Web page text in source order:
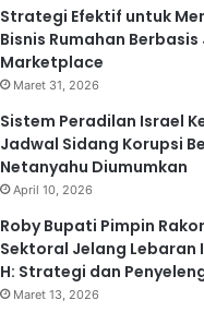
Strategi Efektif untuk
Bisnis Rumahan Berbasis
Marketplace
Maret 31, 2026
Sistem Peradilan Israel
Jadwal Sidang Korupsi
Netanyahu Diumumkan
April 10, 2026
Roby Bupati Pimpin
Sektoral Jelang Lebaran
H: Strategi dan
Maret 13, 2026